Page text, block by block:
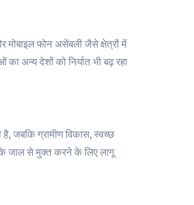
मोबाइल फोन असेंबली जैसे क्षेत्रों में
अन्य देशों को निर्यात भी बढ़ रहा
है, जबकि ग्रामीण विकास, स्वच्छ
जाल से मुक्त करने के लिए लागू